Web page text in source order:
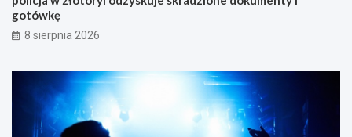
gotówkę
8 sierpnia 2026